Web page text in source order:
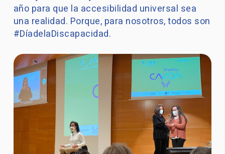
año para que la accesibilidad universal sea
una realidad. Porque, para nosotros, todos son
#DíadelaDiscapacidad.